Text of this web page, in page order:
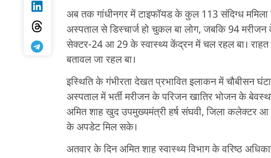
अब तक गांधीनगर में टाइफॉयड के कुल 113 संदिग्ध
अस्पताल से डिस्चार्ज हो चुकल बा लोग, जबकि 94
सेक्टर-24 आ 29 के स्वास्थ्य केंद्रन में चल रहल बा। राहत
बतावल जा रहल बा।
इस्थिति के गंभीरता देखत प्रभावित इलाकन में चौबीसन
अस्पताल में भर्ती मरीजन के परिजन खातिर भोजन के
अमित शाह खुद उपमुख्यमंत्री हर्ष संघवी, जिला कलेक्टर
के अपडेट मिल सके।
अतवार के दिन अमित शाह स्वास्थ्य विभाग के वरिष्ठ